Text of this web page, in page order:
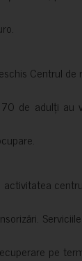
Centrul de
de adulți au
activitatea
pe